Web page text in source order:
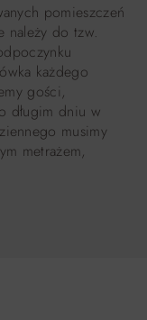
pomieszczeń
należy do tzw.
każdego
gości,
długim dniu w
musimy
metrażem,